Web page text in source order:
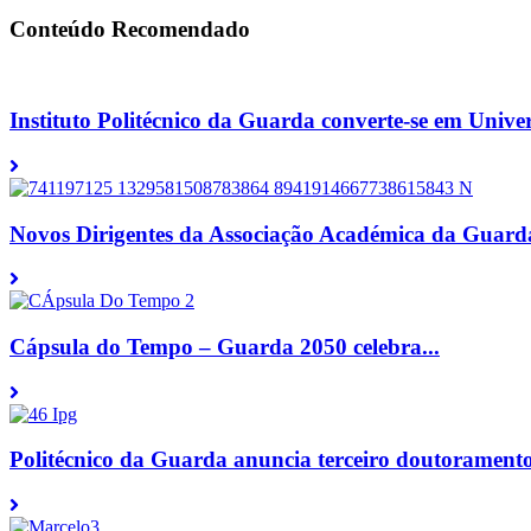
Conteúdo Recomendado
Instituto Politécnico da Guarda converte-se em
Novos Dirigentes da Associação Académica da
Cápsula do Tempo – Guarda 2050 celebra...
Politécnico da Guarda anuncia terceiro